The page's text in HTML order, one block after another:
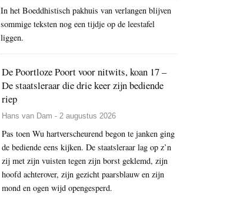
In het Boeddhistisch pakhuis van verlangen blijven
sommige teksten nog een tijdje op de leestafel
liggen.
De Poortloze Poort voor nitwits, koan 17 –
De staatsleraar die drie keer zijn bediende
riep
Hans van Dam - 2 augustus 2026
Pas toen Wu hartverscheurend begon te janken ging
de bediende eens kijken. De staatsleraar lag op z’n
zij met zijn vuisten tegen zijn borst geklemd, zijn
hoofd achterover, zijn gezicht paarsblauw en zijn
mond en ogen wijd opengesperd.